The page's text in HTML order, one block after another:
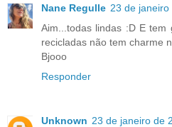
Nane Regulle 23 de
Aim...todas lindas :D E
recicladas não tem charme
Bjooo
Responder
Unknown 23 de janeiro de